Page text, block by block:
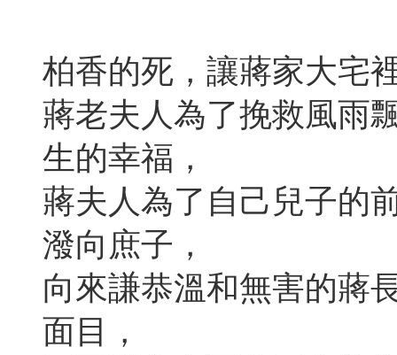
柏香的死，讓蔣家大宅
蔣老夫人為了挽救風雨
生的幸福，
蔣夫人為了自己兒子的
潑向庶子，
向來謙恭溫和無害的蔣
面目，